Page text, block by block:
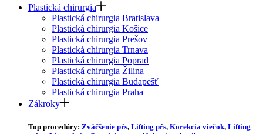
Plastická chirurgia
Plastická chirurgia Bratislava
Plastická chirurgia Košice
Plastická chirurgia Prešov
Plastická chirurgia Trnava
Plastická chirurgia Poprad
Plastická chirurgia Žilina
Plastická chirurgia Budapešť
Plastická chirurgia Praha
Zákroky
Top procedúry: Zväčšenie pŕs, Lifting pŕs, Korekcia viečok, Lifting